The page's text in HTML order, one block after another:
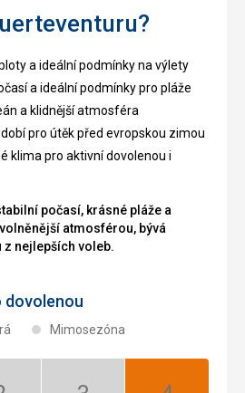
a ideální podmínky na výlety
a ideální podmínky pro pláže
a klidnější atmosféra
pro útěk před evropskou zimou
klima pro aktivní dovolenou i
počasí, krásné pláže a
atmosférou, bývá
z nejlepších voleb.
dovolenou
Mimosezóna